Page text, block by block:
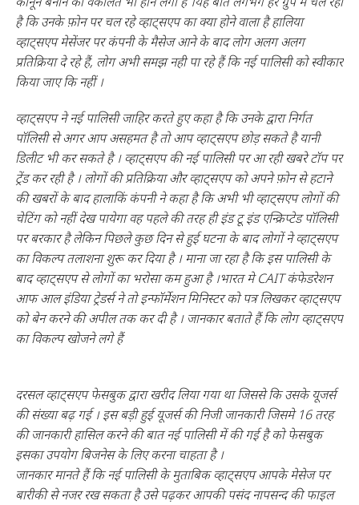
है कि उनके फ़ोन पर चल रहे व्हाट्सएप का क्या होने वाला है हालिया
व्हाट्सएप मेसेंजर पर कंपनी के मैसेज आने के बाद लोग अलग अलग
प्रतिक्रिया दे रहे हैं, लोग अभी समझ नही पा रहे हैं कि नई पालिसी को स्वीकार
किया जाए कि नहीं ।
व्हाट्सएप ने नई पालिसी जाहिर करते हुए कहा है कि उनके द्वारा निर्गत
पॉलिसी से अगर आप असहमत है तो आप व्हाट्सएप छोड़ सकते है यानी
डिलीट भी कर सकते है । व्हाट्सएप की नई पालिसी पर आ रही खबरे टॉप पर
ट्रेंड कर रही है । लोगों की प्रतिक्रिया और व्हाट्सएप को अपने फ़ोन से हटाने
की खबरों के बाद हालाकिं कंपनी ने कहा है कि अभी भी व्हाट्सएप लोगों की
चेटिंग को नहीं देख पायेगा वह पहले की तरह ही इंड टू इंड एन्क्रिप्टेड पॉलिसी
पर बरकार है लेकिन पिछले कुछ दिन से हुई घटना के बाद लोगों ने व्हाट्सएप
का विकल्प तलाशना शुरू कर दिया है । माना जा रहा है कि इस पालिसी के
बाद व्हाट्सएप से लोगों का भरोसा कम हुआ है ।भारत मे CAIT कंफेडरेशन
आफ आल इंडिया ट्रेडर्स ने तो इन्फॉर्मेशन मिनिस्टर को पत्र लिखकर व्हाट्सएप
को बेन करने की अपील तक कर दी है । जानकार बताते हैं कि लोग व्हाट्सएप
का विकल्प खोजने लगे हैं
दरसल व्हाट्सएप फेसबुक द्वारा खरीद लिया गया था जिससे कि उसके यूजर्स
की संख्या बढ़ गई । इस बड़ी हुई यूजर्स की निजी जानकारी जिसमे 16 तरह
की जानकारी हासिल करने की बात नई पालिसी में की गई है को फेसबुक
इसका उपयोग बिजनेस के लिए करना चाहता है ।
जानकार मानते हैं कि नई पालिसी के मुताबिक व्हाट्सएप आपके मेसेज पर
बारीकी से नजर रख सकता है उसे पढ़कर आपकी पसंद नापसन्द की फाइल